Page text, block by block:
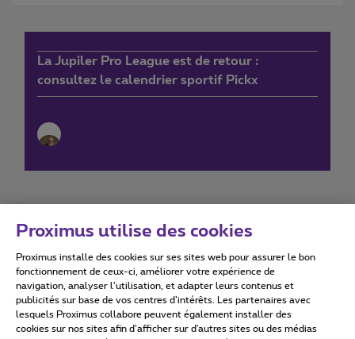
La Jupiler Pro League est de retour :
consultez le calendrier sportif Pickx
Conditions d'utilisation Accessibility statement
Proximus utilise des cookies
Proximus installe des cookies sur ses sites web pour assurer le bon
fonctionnement de ceux-ci, améliorer votre expérience de
navigation, analyser l’utilisation, et adapter leurs contenus et
publicités sur base de vos centres d’intérêts. Les partenaires avec
lesquels Proximus collabore peuvent également installer des
cookies sur nos sites afin d’afficher sur d'autres sites ou des médias